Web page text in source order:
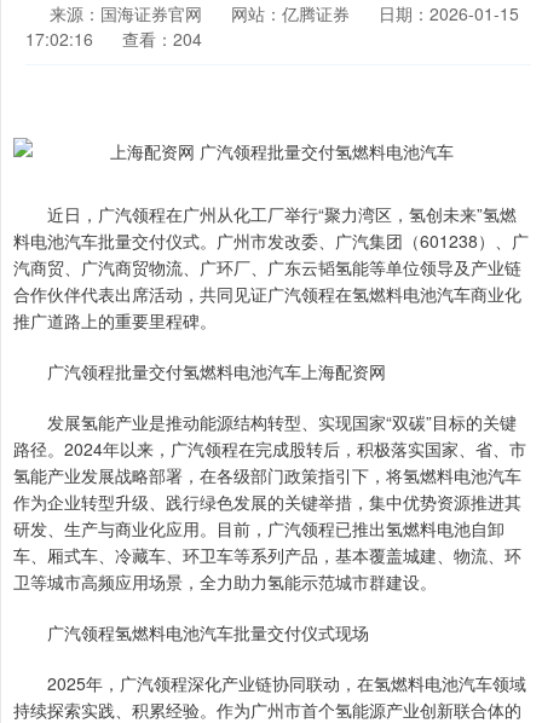
来源：国海证券官网 网站：亿腾证券
日期：2026-01-15
17:02:16
查看：204
近日，广汽领程在广州从化工厂举行“聚力湾区，氢创未来”氢燃
料电池汽车批量交付仪式。广州市发改委、广汽集团（601238）、广
汽商贸、广汽商贸物流、广环厂、广东云韬氢能等单位领导及产业链
合作伙伴代表出席活动，共同见证广汽领程在氢燃料电池汽车商业化
推广道路上的重要里程碑。
广汽领程批量交付氢燃料电池汽车上海配资网
发展氢能产业是推动能源结构转型、实现国家“双碳”目标的关键
路径。2024年以来，广汽领程在完成股转后，积极落实国家、省、市
氢能产业发展战略部署，在各级部门政策指引下，将氢燃料电池汽车
作为企业转型升级、践行绿色发展的关键举措，集中优势资源推进其
研发、生产与商业化应用。目前，广汽领程已推出氢燃料电池自卸
车、厢式车、冷藏车、环卫车等系列产品，基本覆盖城建、物流、环
卫等城市高频应用场景，全力助力氢能示范城市群建设。
广汽领程氢燃料电池汽车批量交付仪式现场
2025年，广汽领程深化产业链协同联动，在氢燃料电池汽车领域
持续探索实践、积累经验。作为广州市首个氢能源产业创新联合体的